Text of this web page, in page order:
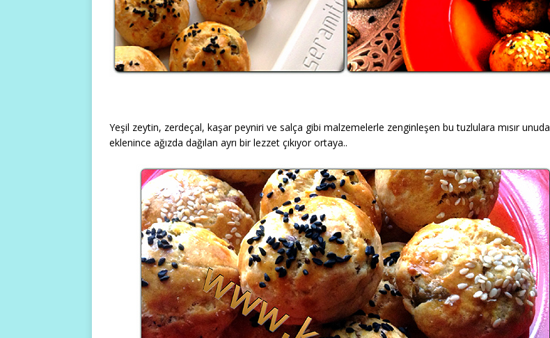
Yeşil zeytin, zerdeçal, kaşar peyniri ve salça gibi malzemelerle zenginleşen bu tuzlulara mısır unuda
eklenince ağızda dağılan ayrı bir lezzet çıkıyor ortaya..